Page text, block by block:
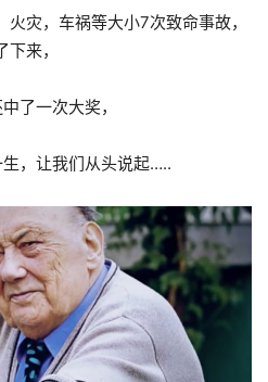
灾，车祸等大小7次致命事故，
来，
了一次大奖，
，让我们从头说起…..